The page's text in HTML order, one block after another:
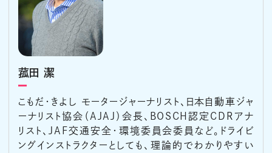
菰田 潔
こもだ・きよし モータージャーナリスト、日本自動車ジャ
ーナリスト協会（AJAJ）会長、BOSCH認定CDRアナ
リスト、JAF交通安全・環境委員会委員など。ドライビ
ングインストラクターとしても、理論的でわかりやすい